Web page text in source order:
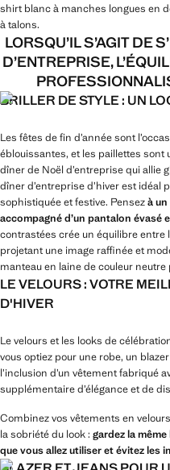
shirt blanc à manches longues en
à talons.
LORSQU’IL S’AGIT DE
D’ENTREPRISE,
BRILLER DE STYLE : UN
Les fêtes de fin d’année sont
éblouissantes, et les paillettes sont
dîner de Noël d’entreprise qui allie
dîner d’entreprise d’hiver est idéal
sophistiquée et festive. Pensezà
accompagné d’un pantalon évasé
contrastées crée un équilibre entre
projetant une image raffinée et
manteau en laine de couleur
LE VELOURS : VOTRE
D'HIVER
Le velours et les looks de
vous optiez pour une robe, un
l’inclusion d’un vêtement fabriqué
supplémentaire d’élégance et de
Combinez vos vêtements en
la sobriété du look : gardez la
que vous allez utiliser et évitez les